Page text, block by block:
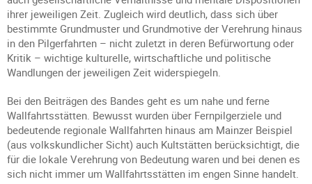
ihrer jeweiligen Zeit. Zugleich wird deutlich, dass sich über
bestimmte Grundmuster und Grundmotive der Verehrung hinaus
in den Pilgerfahrten – nicht zuletzt in deren Befürwortung oder
Kritik – wichtige kulturelle, wirtschaftliche und politische
Wandlungen der jeweiligen Zeit widerspiegeln.
Bei den Beiträgen des Bandes geht es um nahe und ferne
Wallfahrtsstätten. Bewusst wurden über Fernpilgerziele und
bedeutende regionale Wallfahrten hinaus am Mainzer Beispiel
(aus volkskundlicher Sicht) auch Kultstätten berücksichtigt, die
für die lokale Verehrung von Bedeutung waren und bei denen es
sich nicht immer um Wallfahrtsstätten im engen Sinne handelt.